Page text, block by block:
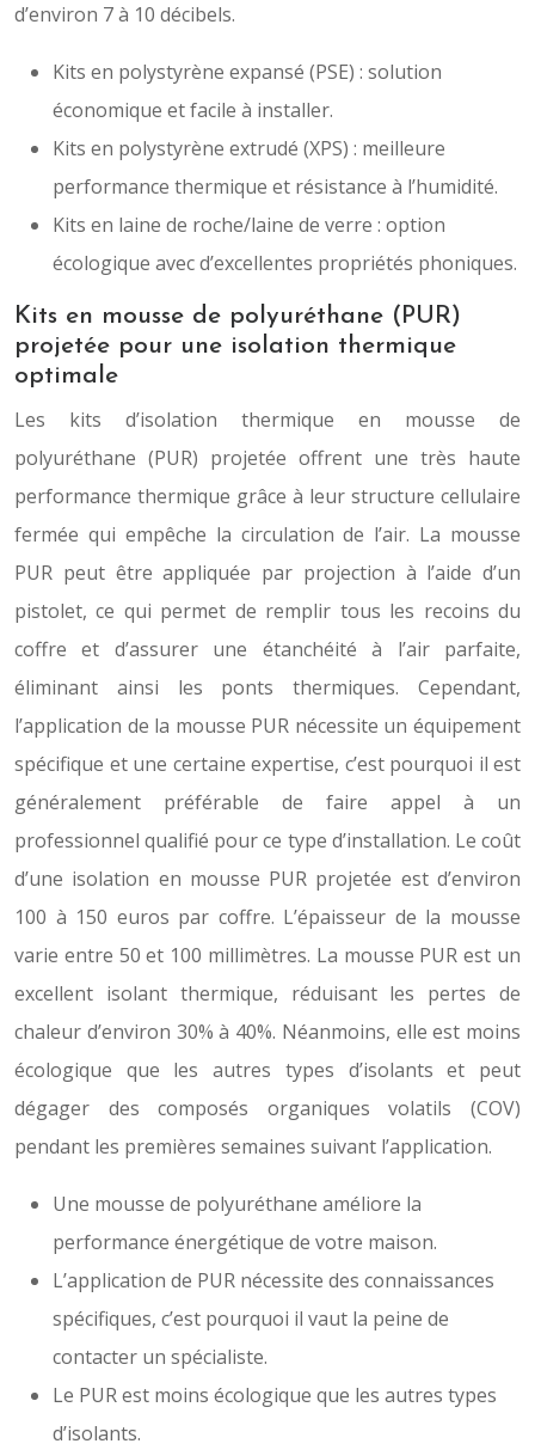
d’environ 7 à 10 décibels.
Kits en polystyrène expansé (PSE) : solution
économique et facile à installer.
Kits en polystyrène extrudé (XPS) : meilleure
performance thermique et résistance à l’humidité.
Kits en laine de roche/laine de verre : option
écologique avec d’excellentes propriétés phoniques.
Kits en mousse de polyuréthane (PUR)
projetée pour une isolation thermique
optimale
Les kits d’isolation thermique en mousse de
polyuréthane (PUR) projetée offrent une très haute
performance thermique grâce à leur structure cellulaire
fermée qui empêche la circulation de l’air. La mousse
PUR peut être appliquée par projection à l’aide d’un
pistolet, ce qui permet de remplir tous les recoins du
coffre et d’assurer une étanchéité à l’air parfaite,
éliminant ainsi les ponts thermiques. Cependant,
l’application de la mousse PUR nécessite un équipement
spécifique et une certaine expertise, c’est pourquoi il est
généralement préférable de faire appel à un
professionnel qualifié pour ce type d’installation. Le coût
d’une isolation en mousse PUR projetée est d’environ
100 à 150 euros par coffre. L’épaisseur de la mousse
varie entre 50 et 100 millimètres. La mousse PUR est un
excellent isolant thermique, réduisant les pertes de
chaleur d’environ 30% à 40%. Néanmoins, elle est moins
écologique que les autres types d’isolants et peut
dégager des composés organiques volatils (COV)
pendant les premières semaines suivant l’application.
Une mousse de polyuréthane améliore la
performance énergétique de votre maison.
L’application de PUR nécessite des connaissances
spécifiques, c’est pourquoi il vaut la peine de
contacter un spécialiste.
Le PUR est moins écologique que les autres types
d’isolants.